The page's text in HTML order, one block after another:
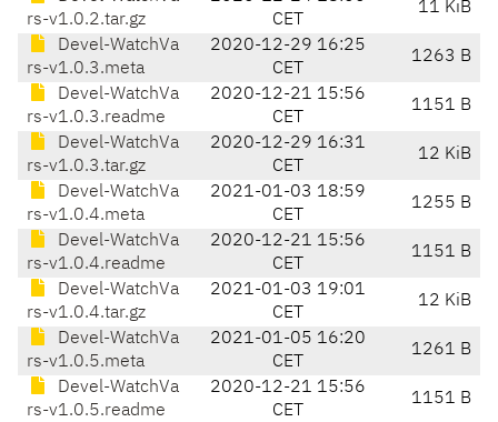
rs-v1.0.2.tar.gz
CET
11 KiB
Devel-WatchVa
rs-v1.0.3.meta
2020-12-29 16:25
CET
1263 B
Devel-WatchVa
rs-v1.0.3.readme
2020-12-21 15:56
CET
1151 B
Devel-WatchVa
rs-v1.0.3.tar.gz
2020-12-29 16:31
CET
12 KiB
Devel-WatchVa
rs-v1.0.4.meta
2021-01-03 18:59
CET
1255 B
Devel-WatchVa
rs-v1.0.4.readme
2020-12-21 15:56
CET
1151 B
Devel-WatchVa
rs-v1.0.4.tar.gz
2021-01-03 19:01
CET
12 KiB
Devel-WatchVa
rs-v1.0.5.meta
2021-01-05 16:20
CET
1261 B
Devel-WatchVa
rs-v1.0.5.readme
2020-12-21 15:56
CET
1151 B